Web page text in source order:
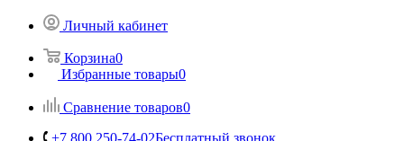
Личный кабинет
Корзина0
Избранные товары0
Сравнение товаров0
+7 800 250-74-02Бесплатный звонок